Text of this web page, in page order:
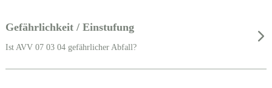
Gefährlichkeit / Einstufung
Ist AVV 07 03 04 gefährlicher Abfall?